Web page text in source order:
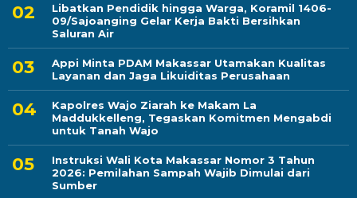
Libatkan Pendidik hingga Warga, Koramil 1406-
09/Sajoanging Gelar Kerja Bakti Bersihkan
Saluran Air
Appi Minta PDAM Makassar Utamakan Kualitas
Layanan dan Jaga Likuiditas Perusahaan
Kapolres Wajo Ziarah ke Makam La
Maddukkelleng, Tegaskan Komitmen Mengabdi
untuk Tanah Wajo
Instruksi Wali Kota Makassar Nomor 3 Tahun
2026: Pemilahan Sampah Wajib Dimulai dari
Sumber